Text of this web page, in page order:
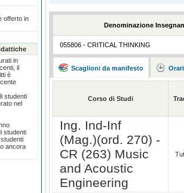
offerto in
in
il
è
studenti
nel
studenti
ancora
Denominazione
055806 - CRITICAL THINKING
Scaglioni da manifesto
Corso di Studi
Ing. Ind-Inf
(Mag.)(ord. 270) -
CR (263) Music
and Acoustic
Engineering